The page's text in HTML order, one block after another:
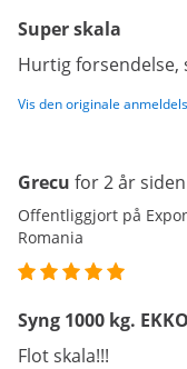
Super skala
Hurtig forsendelse,
Vis den originale
Grecu for 2 år siden
Offentliggjort på
Romania
Syng 1000 kg. EKKO
Flot skala!!!